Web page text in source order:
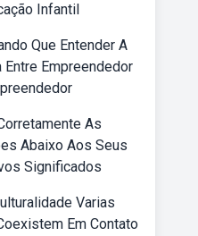
Infantil
Que Entender A
Entre Empreendedor
As
Abaixo Aos Seus
Significados
Varias
Em Contato